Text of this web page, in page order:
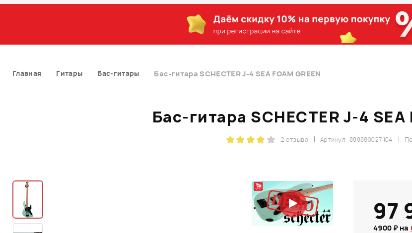
Главная Гитары Бас-гитары Бас-гитара SCHECTER J-4 SEA FOAM GREEN
Бас-гитара SCHECTER J-4 SEA
Артикул: 888880027104
2 отзыва
97
4900 ₽ на